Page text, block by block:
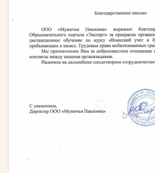
Правительством
федеральным органом
учетом мнения Российской
по регулированию социально-
Статья 225. Обучение в области
Статья 210 ТК РФ. Основные
государственной политики в
обеспечению безопасных условий и